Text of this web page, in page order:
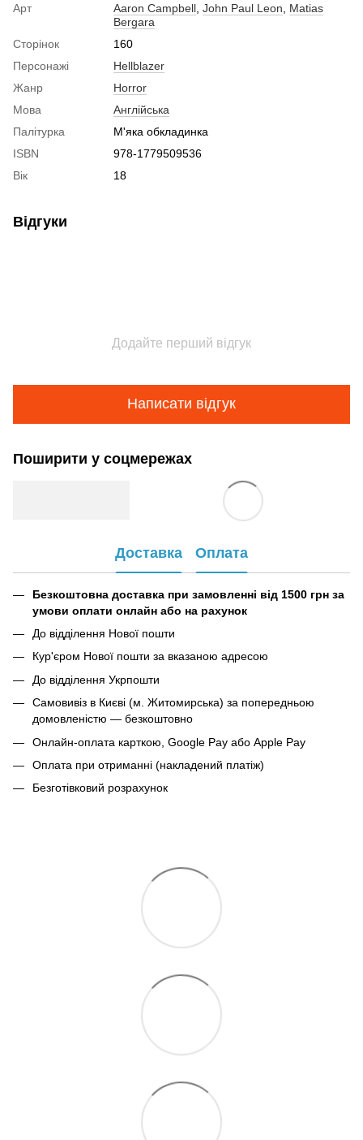
Арт
Aaron Campbell John Paul Leon
Matias
Bergara
Сторінок
160
Персонажі
Hellblazer
Жанр
Horror
Мова
Англійська
Палітурка
М'яка обкладинка
ISBN
978-1779509536
Вік
18
Відгуки
Додайте перший відгук
Написати відгук
Поширити у соцмережах
Доставка Оплата
Безкоштовна доставка при замовленні від 1500 грн за
умови оплати онлайн або на рахунок
До відділення Нової пошти
Кур'єром Нової пошти за вказаною адресою
До відділення Укрпошти
Самовивіз в Києві (м. Житомирська) за попередньою
домовленістю — безкоштовно
Онлайн-оплата карткою, Google Pay або Apple Pay
Оплата при отриманні (накладений платіж)
Безготівковий розрахунок